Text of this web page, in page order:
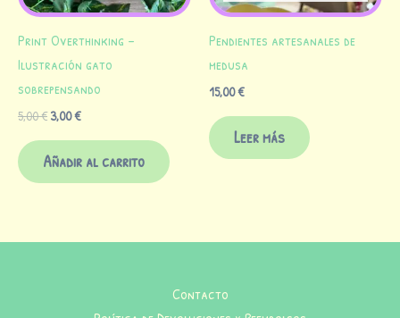
Print Overthinking –
Ilustración gato
sobrepensando
5,00€ 3,00€
Añadir al carrito
Pendientes artesanales de
medusa
15,00€
Leer más
Contacto